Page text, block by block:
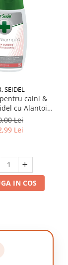
SEIDEL
caini &
cu Alantoina
ml
Lei
Lei
IN COS